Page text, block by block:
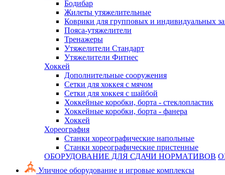
Бодибар
Жилеты утяжелительные
Коврики для групповых и индивидуальных
Пояса-утяжелители
Тренажеры
Утяжелители Стандарт
Утяжелители Фитнес
Хоккей
Дополнительные сооружения
Сетки для хоккея с мячом
Сетки для хоккея с шайбой
Хоккейные коробки, борта - стеклопластик
Хоккейные коробки, борта - фанера
Хоккей
Хореография
Станки хореографические напольные
Станки хореографические пристенные
ОБОРУДОВАНИЕ ДЛЯ СДАЧИ НОРМАТИВОВ
Уличное оборудование и игровые комплексы